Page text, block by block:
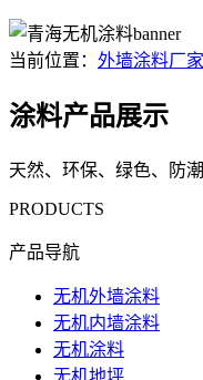
当前位置： 外墙涂料厂家
涂料产品展示
天然、环保、绿色、防
PRODUCTS
产品导航
无机外墙涂料
无机内墙涂料
无机涂料
无机地坪